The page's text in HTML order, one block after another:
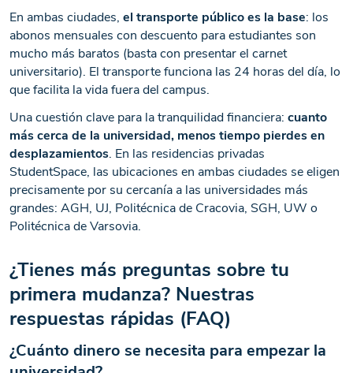
En ambas ciudades, el transporte público es la base: los
abonos mensuales con descuento para estudiantes son
mucho más baratos (basta con presentar el carnet
universitario). El transporte funciona las 24 horas del día, lo
que facilita la vida fuera del campus.
Una cuestión clave para la tranquilidad financiera: cuanto
más cerca de la universidad, menos tiempo pierdes en
desplazamientos. En las residencias privadas
StudentSpace, las ubicaciones en ambas ciudades se eligen
precisamente por su cercanía a las universidades más
grandes: AGH, UJ, Politécnica de Cracovia, SGH, UW o
Politécnica de Varsovia.
¿Tienes más preguntas sobre tu
primera mudanza? Nuestras
respuestas rápidas (FAQ)
¿Cuánto dinero se necesita para empezar la